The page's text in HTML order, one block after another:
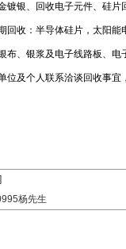
镀银、回收电子元件、硅
回收：半导体硅片，太阳
布、银浆及电子线路板、
及个人联系洽谈回收事宜
杨先生